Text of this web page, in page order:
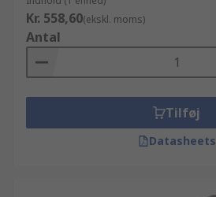
Kr. 558,60(ekskl. moms)
Antal
Tilføj
Datasheets